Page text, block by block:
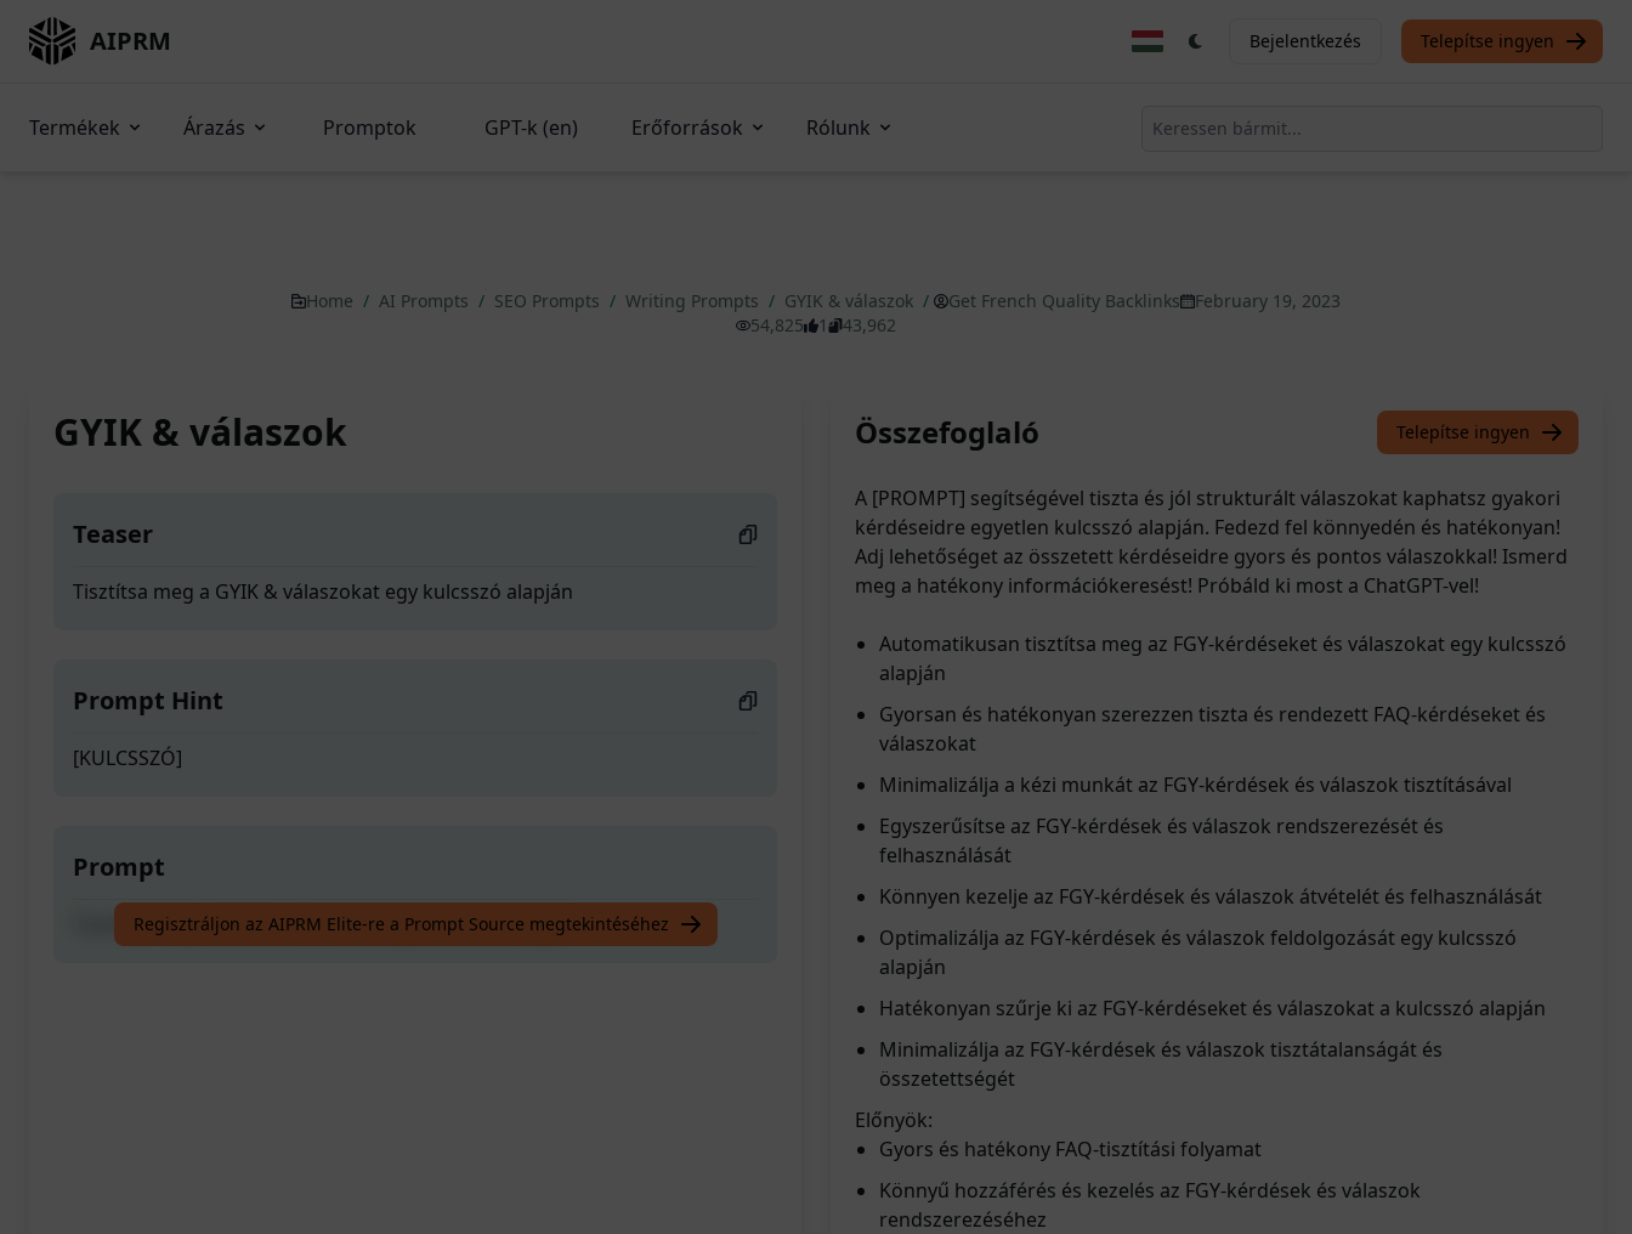
AIPRM Bejelentkezés Telepítse ingyen
Termékek Árazás Promptok GPT-k (en) Erőforrások Rólunk
Home / AI Prompts / SEO Prompts / Writing Prompts / GYIK & válaszok / Get French Quality Backlinks
February 19, 2023
54,825
1 43,962
GYIK & válaszok
Teaser
Tisztítsa meg a GYIK & válaszokat egy kulcsszó alapján
Prompt Hint
[KULCSSZÓ]
Prompt
Tisztítsa meg a GYIK & válaszokat egy kulcsszó alapján
Regisztráljon az AIPRM Elite-re a Prompt Source megtekintéséhez
Összefoglaló Telepítse ingyen
A [PROMPT] segítségével tiszta és jól strukturált válaszokat kaphatsz gyakori
kérdéseidre egyetlen kulcsszó alapján. Fedezd fel könnyedén és hatékonyan!
Adj lehetőséget az összetett kérdéseidre gyors és pontos válaszokkal! Ismerd
meg a hatékony információkeresést! Próbáld ki most a ChatGPT-vel!
Automatikusan tisztítsa meg az FGY-kérdéseket és válaszokat egy kulcsszó
alapján
Gyorsan és hatékonyan szerezzen tiszta és rendezett FAQ-kérdéseket és
válaszokat
Minimalizálja a kézi munkát az FGY-kérdések és válaszok tisztításával
Egyszerűsítse az FGY-kérdések és válaszok rendszerezését és
felhasználását
Könnyen kezelje az FGY-kérdések és válaszok átvételét és felhasználását
Optimalizálja az FGY-kérdések és válaszok feldolgozását egy kulcsszó
alapján
Hatékonyan szűrje ki az FGY-kérdéseket és válaszokat a kulcsszó alapján
Minimalizálja az FGY-kérdések és válaszok tisztátalanságát és
összetettségét
Előnyök:
Gyors és hatékony FAQ-tisztítási folyamat
Könnyű hozzáférés és kezelés az FGY-kérdések és válaszok
rendszerezéséhez